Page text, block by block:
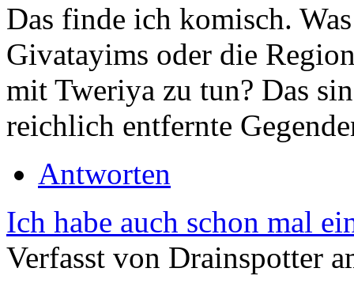
Das finde ich komisch.
Givatayims oder die
mit Tweriya zu tun? Das
reichlich entfernte
Antworten
Ich habe auch schon mal
Verfasst von Drainspotter